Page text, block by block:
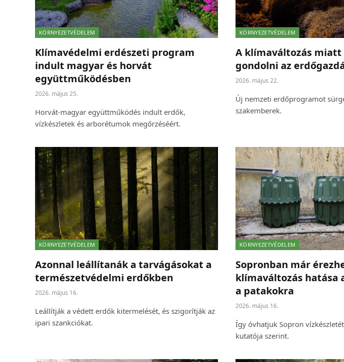
KÖRNYEZETVÉDELEM
Klímavédelmi erdészeti program
indult magyar és horvát
együttműködésben
2026. május 25.
Horvát-magyar együttműködés indult erdők,
vízkészletek és arborétumok megőrzéséért.
KÖRNYEZETVÉDELEM
A klímaváltozás
gondolni az
2026. május 22.
Új nemzeti erdőprogramot
szakemberek.
KÖRNYEZETVÉDELEM
Azonnal leállítanák a tarvágásokat a
természetvédelmi erdőkben
2026. május 16.
Leállítják a védett erdők kitermelését, és szigorítják az
ipari szankciókat.
KÖRNYEZETVÉDELEM
Sopronban már
klímaváltozás hatása
a patakokra
2026. május 16.
Így óvhatjuk Sopron
kutatója szerint.